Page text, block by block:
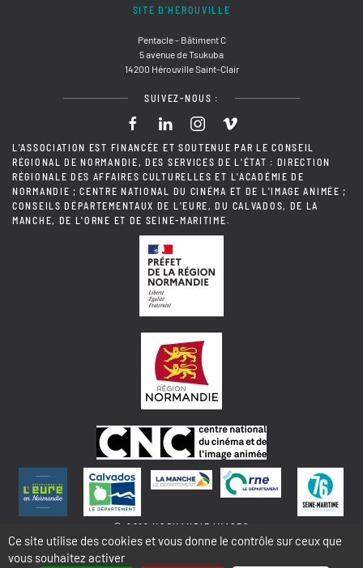
SITE D'HÉROUVILLE
Pentacle - Bâtiment C
5 avenue de Tsukuba
14200 Hérouville Saint-Clair
SUIVEZ-NOUS :
L'ASSOCIATION EST FINANCÉE ET SOUTENUE PAR LE CONSEIL
RÉGIONAL DE NORMANDIE, DES SERVICES DE L'ÉTAT : DIRECTION
RÉGIONALE DES AFFAIRES CULTURELLES ET L'ACADÉMIE DE
NORMANDIE ; CENTRE NATIONAL DU CINÉMA ET DE L'IMAGE ANIMÉE ;
CONSEILS DÉPARTEMENTAUX DE L'EURE, DU CALVADOS, DE LA
MANCHE, DE L'ORNE ET DE SEINE-MARITIME.
© 2018 NORMANDIE IMAGES
Ce site utilise des cookies et vous donne le contrôle sur ceux que
vous souhaitez activer